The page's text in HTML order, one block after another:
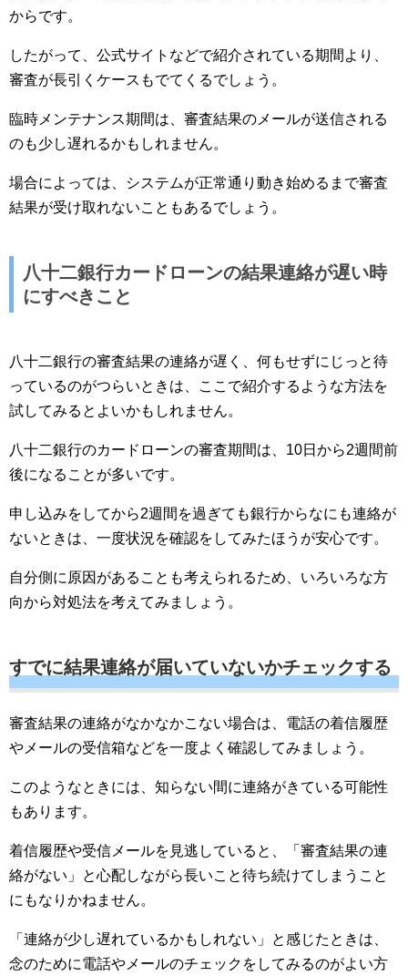
からです。
したがって、公式サイトなどで紹介されている期間より、
審査が長引くケースもでてくるでしょう。
臨時メンテナンス期間は、審査結果のメールが送信される
のも少し遅れるかもしれません。
場合によっては、システムが正常通り動き始めるまで審査
結果が受け取れないこともあるでしょう。
八十二銀行カードローンの結果連絡が遅い時
にすべきこと
八十二銀行の審査結果の連絡が遅く、何もせずにじっと待
っているのがつらいときは、ここで紹介するような方法を
試してみるとよいかもしれません。
八十二銀行のカードローンの審査期間は、10日から2週間前
後になることが多いです。
申し込みをしてから2週間を過ぎても銀行からなにも連絡が
ないときは、一度状況を確認をしてみたほうが安心です。
自分側に原因があることも考えられるため、いろいろな方
向から対処法を考えてみましょう。
すでに結果連絡が届いていないかチェックする
審査結果の連絡がなかなかこない場合は、電話の着信履歴
やメールの受信箱などを一度よく確認してみましょう。
このようなときには、知らない間に連絡がきている可能性
もあります。
着信履歴や受信メールを見逃していると、「審査結果の連
絡がない」と心配しながら長いこと待ち続けてしまうこと
にもなりかねません。
「連絡が少し遅れているかもしれない」と感じたときは、
念のために電話やメールのチェックをしてみるのがよい方